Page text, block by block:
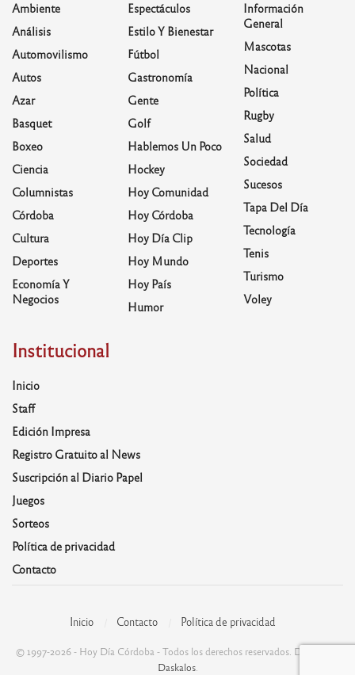
Ambiente
Análisis
Automovilismo
Autos
Azar
Basquet
Boxeo
Ciencia
Columnistas
Córdoba
Cultura
Deportes
Economía Y
Negocios
Espectáculos
Estilo Y Bienestar
Fútbol
Gastronomía
Gente
Golf
Hablemos Un Poco
Hockey
Hoy Comunidad
Hoy Córdoba
Hoy Día Clip
Hoy Mundo
Hoy País
Humor
Información
General
Mascotas
Nacional
Política
Rugby
Salud
Sociedad
Sucesos
Tapa Del Día
Tecnología
Tenis
Turismo
Voley
Institucional
Inicio
Staff
Edición Impresa
Registro Gratuito al News
Suscripción al Diario Papel
Juegos
Sorteos
Política de privacidad
Contacto
Inicio Contacto Política de privacidad
© 1997-2026 - Hoy Día Córdoba - Todos los derechos reservados. Desarrolla:
Daskalos.